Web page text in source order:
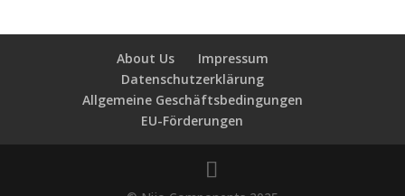
About Us
Impressum
Datenschutzerklärung
Allgemeine Geschäftsbedingungen
EU-Förderungen